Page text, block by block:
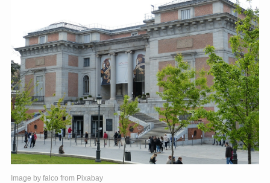
Image by falco from Pixabay